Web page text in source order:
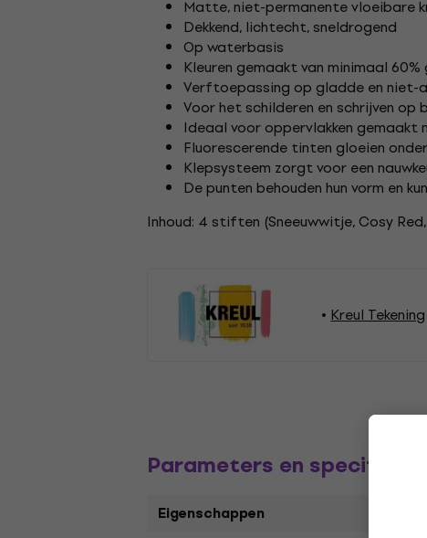
Matte, niet-permanente vloeibare
Dekkend, lichtecht, sneldrogend
Op waterbasis
Kleuren gemaakt van minimaal
Verftoepassing op gladde en niet-
Voor het schilderen en schrijven
Ideaal voor oppervlakken gemaakt
Fluorescerende tinten gloeien
Klepsysteem zorgt voor een
De punten behouden hun vorm en
Inhoud: 4 stiften (Sneeuwwitje, Cosy
Kreul Tekening
Parameters en
Eigenschappen